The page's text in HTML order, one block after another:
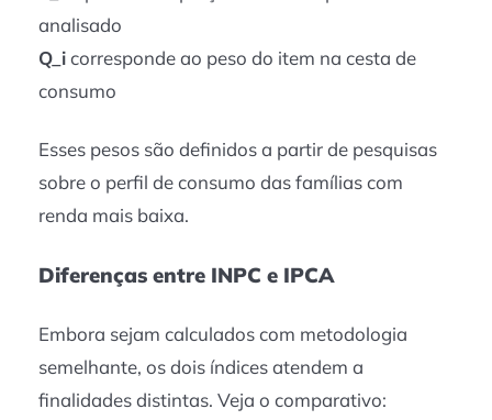
analisado
Q_icorresponde ao peso do item na cesta de
consumo
Esses pesos são definidos a partir de pesquisas
sobre o perfil de consumo das famílias com
renda mais baixa.
Diferenças entre INPC e IPCA
Embora sejam calculados com metodologia
semelhante, os dois índices atendem a
finalidades distintas. Veja o comparativo: